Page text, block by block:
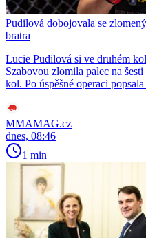
Pudilová dobojovala se
bratra
Lucie Pudilová si ve druhém
Szabovou zlomila palec na
kol. Po úspěšné operaci
MMAMAG.cz
dnes, 08:46
1 min